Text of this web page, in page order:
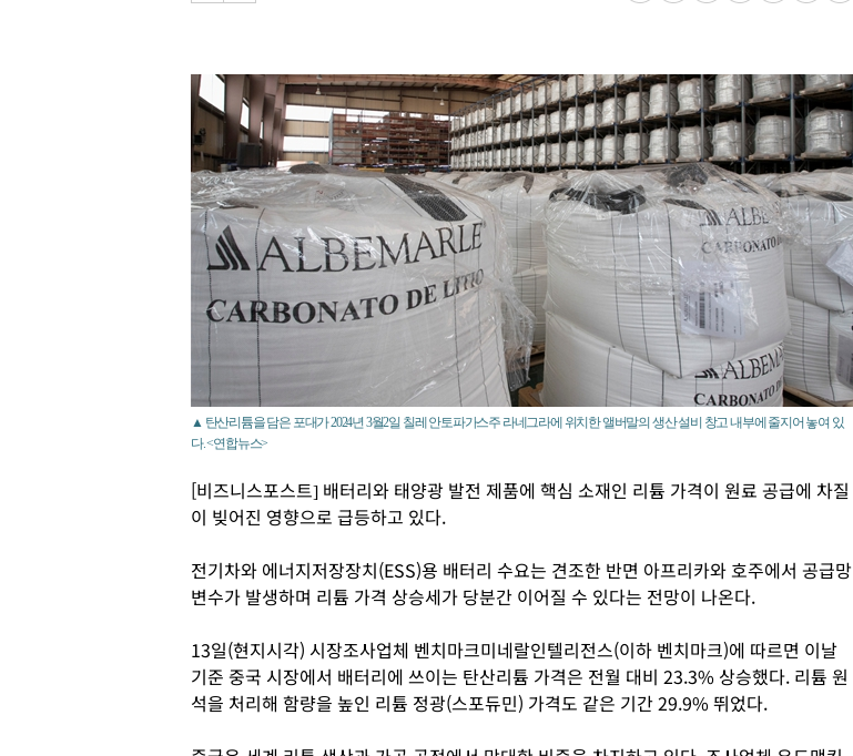
▲ 탄산리튬을 담은 포대가 2024년 3월2일 칠레 안토파가스주 라네그라에 위치한 앨버말의 생산 설비 창고 내부에 줄지어 놓여 있
다. <연합뉴스>
[비즈니스포스트] 배터리와 태양광 발전 제품에 핵심 소재인 리튬 가격이 원료 공급에 차질
이 빚어진 영향으로 급등하고 있다.
전기차와 에너지저장장치(ESS)용 배터리 수요는 견조한 반면 아프리카와 호주에서 공급망
변수가 발생하며 리튬 가격 상승세가 당분간 이어질 수 있다는 전망이 나온다.
13일(현지시각) 시장조사업체 벤치마크미네랄인텔리전스(이하 벤치마크)에 따르면 이날
기준 중국 시장에서 배터리에 쓰이는 탄산리튬 가격은 전월 대비 23.3% 상승했다. 리튬 원
석을 처리해 함량을 높인 리튬 정광(스포듀민) 가격도 같은 기간 29.9% 뛰었다.